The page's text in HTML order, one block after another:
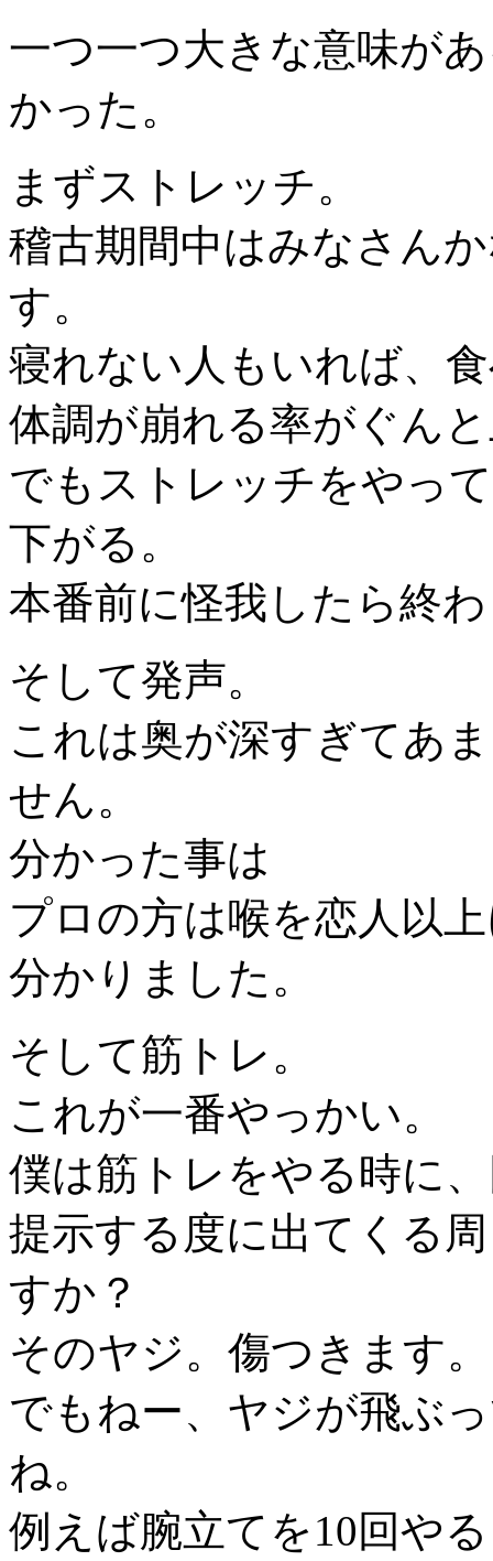
一つ一つ大きな意味が
かった。
まずストレッチ。
稽古期間中はみなさん
す。
寝れない人もいれば、
体調が崩れる率がぐん
でもストレッチをやっ
下がる。
本番前に怪我したら終
そして発声。
これは奥が深すぎてあ
せん。
分かった事は
プロの方は喉を恋人以
分かりました。
そして筋トレ。
これが一番やっかい。
僕は筋トレをやる時に
提示する度に出てくる
すか？
そのヤジ。傷つきます。
でもねー、ヤジが飛ぶ
ね。
例えば腕立てを10回や